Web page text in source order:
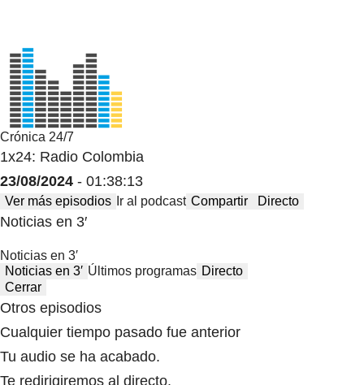
Crónica 24/7
1x24: Radio Colombia
23/08/2024 - 01:38:13
Ver más episodios Ir al podcast Compartir Directo
Noticias en 3′
Noticias en 3′
Noticias en 3′ Últimos programas Directo
Cerrar
Otros episodios
Cualquier tiempo pasado fue anterior
Tu audio se ha acabado.
Te redirigiremos al directo.